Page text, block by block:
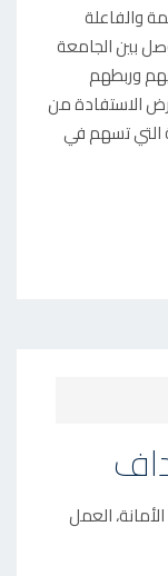
والفاعلة
بين الجامعة
وربطهم
الاستفادة من
التي تسهم في
العمل